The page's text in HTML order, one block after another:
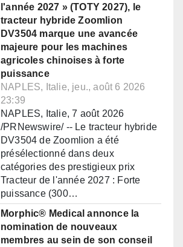
l'année 2027 » (TOTY 2027), le
tracteur hybride Zoomlion
DV3504 marque une avancée
majeure pour les machines
agricoles chinoises à forte
puissance
NAPLES, Italie, jeu., août 6 2026
23:39
NAPLES, Italie, 7 août 2026
/PRNewswire/ -- Le tracteur hybride
DV3504 de Zoomlion a été
présélectionné dans deux
catégories des prestigieux prix
Tracteur de l'année 2027 : Forte
puissance (300…
Morphic® Medical annonce la
nomination de nouveaux
membres au sein de son conseil